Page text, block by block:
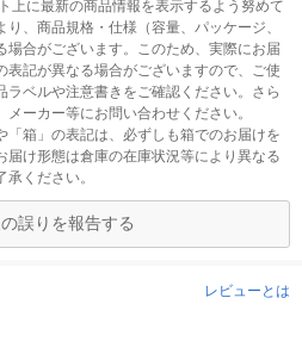
上に最新の商品情報を表示するよう努めて
、商品規格・仕様（容量、パッケージ、
場合がございます。このため、実際にお届
表記が異なる場合がございますので、ご使
ラベルや注意書きをご確認ください。さら
ーカー等にお問い合わせください。
「箱」の表記は、必ずしも箱でのお届けを
届け形態は倉庫の在庫状況等により異なる
ください。
誤りを報告する
レビューとは